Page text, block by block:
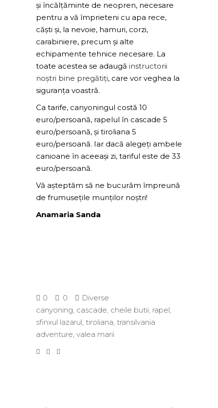
și încălțăminte de neopren, necesare
pentru a vă împrieteni cu apa rece,
căști și, la nevoie, hamuri, corzi,
carabiniere, precum și alte
echipamente tehnice necesare. La
toate acestea se adaugă instructorii
noștri bine pregătiți, care vor veghea la
siguranța voastră.
Ca tarife, canyoningul costă 10
euro/persoană, rapelul în cascade 5
euro/persoană, și tiroliana 5
euro/persoană. Iar dacă alegeți ambele
canioane în aceeași zi, tariful este de 33
euro/persoană.
Vă așteptăm să ne bucurăm împreună
de frumusețile munților noștri!
Anamaria Sanda
0 0
Diverse
canyoning, cascade, cheile butii, rapel,
sfinxul lazarul, tiroliana, transilvania
adventure, valea marii